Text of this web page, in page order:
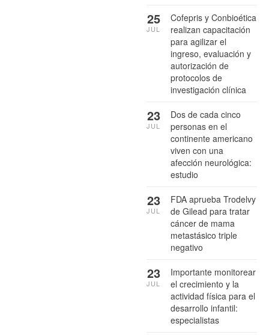
Cofepris y Conbioética
realizan capacitación
para agilizar el
ingreso, evaluación y
autorización de
protocolos de
investigación clínica
25
JUL
Dos de cada cinco
personas en el
continente americano
viven con una
afección neurológica:
estudio
23
JUL
FDA aprueba Trodelvy
de Gilead para tratar
cáncer de mama
metastásico triple
negativo
23
JUL
Importante monitorear
el crecimiento y la
actividad física para el
desarrollo infantil:
especialistas
23
JUL